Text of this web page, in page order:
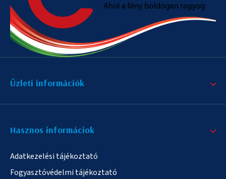
Üzleti információk
Hasznos informáciok
Adatkezelési tájékoztató
Fogyasztóvédelmi tájékoztató